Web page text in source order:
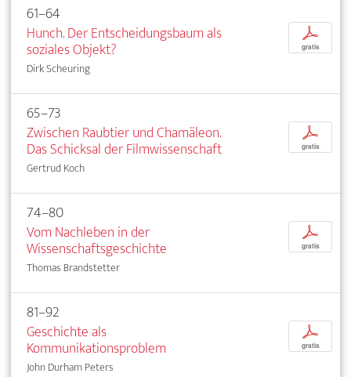
61–64
Hunch. Der Entscheidungsbaum als
soziales Objekt?
Dirk Scheuring
p
gratis
65–73
Zwischen Raubtier und Chamäleon.
Das Schicksal der Filmwissenschaft
Gertrud Koch
p
gratis
74–80
Vom Nachleben in der
Wissenschaftsgeschichte
Thomas Brandstetter
p
gratis
81–92
Geschichte als
Kommunikationsproblem
John Durham Peters
p
gratis